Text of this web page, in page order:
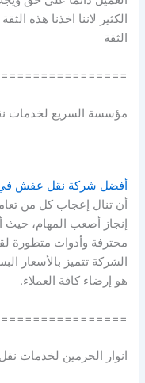
الكثير لاننا اخذنا هذه
الثقة
مؤسسة السريع لخدمات
أفضل شركة نقل عفش في
أن تنال إعجاب كل من
إنجاز أصعب المهام، حيث
محترفة وأدوات متطورة
الشركة تتميز بالأسعار
هو إرضاء كافة العملاء.
انوار الحرمين لخدمات نقل